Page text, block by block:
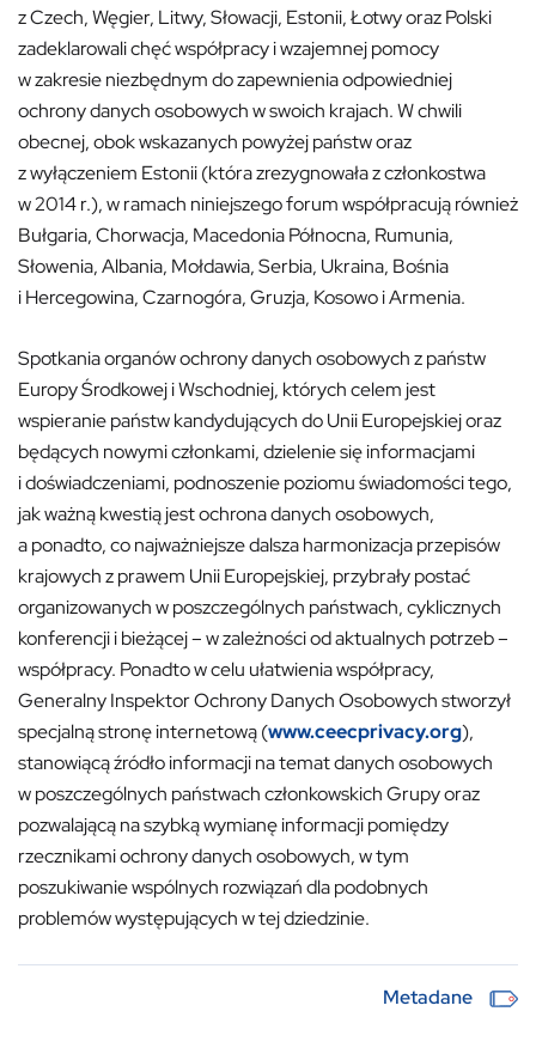
z Czech, Węgier, Litwy, Słowacji, Estonii, Łotwy oraz Polski
zadeklarowali chęć współpracy i wzajemnej pomocy
w zakresie niezbędnym do zapewnienia odpowiedniej
ochrony danych osobowych w swoich krajach. W chwili
obecnej, obok wskazanych powyżej państw oraz
z wyłączeniem Estonii (która zrezygnowała z członkostwa
w 2014 r.), w ramach niniejszego forum współpracują również
Bułgaria, Chorwacja, Macedonia Północna, Rumunia,
Słowenia, Albania, Mołdawia, Serbia, Ukraina, Bośnia
i Hercegowina, Czarnogóra, Gruzja, Kosowo i Armenia.
Spotkania organów ochrony danych osobowych z państw
Europy Środkowej i Wschodniej, których celem jest
wspieranie państw kandydujących do Unii Europejskiej oraz
będących nowymi członkami, dzielenie się informacjami
i doświadczeniami, podnoszenie poziomu świadomości tego,
jak ważną kwestią jest ochrona danych osobowych,
a ponadto, co najważniejsze dalsza harmonizacja przepisów
krajowych z prawem Unii Europejskiej, przybrały postać
organizowanych w poszczególnych państwach, cyklicznych
konferencji i bieżącej – w zależności od aktualnych potrzeb –
współpracy. Ponadto w celu ułatwienia współpracy,
Generalny Inspektor Ochrony Danych Osobowych stworzył
specjalną stronę internetową (www.ceecprivacy.org),
stanowiącą źródło informacji na temat danych osobowych
w poszczególnych państwach członkowskich Grupy oraz
pozwalającą na szybką wymianę informacji pomiędzy
rzecznikami ochrony danych osobowych, w tym
poszukiwanie wspólnych rozwiązań dla podobnych
problemów występujących w tej dziedzinie.
Metadane